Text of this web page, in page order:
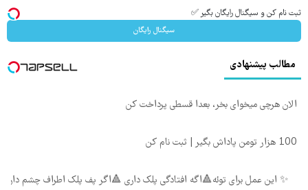
ثبت نام کن و سیگنال رایگان بگیر ✅
سیگنال رایگان
مطالب پیشنهادی
الان هرچی میخوای بخر، بعدا قسطی پرداخت کن
100 هزار تومن پاداش بگیر | ثبت نام کن
✨ این عمل برای توئه🔺اگه افتادگی پلک داری 🔺اگر پف پلک اطراف چشم داری